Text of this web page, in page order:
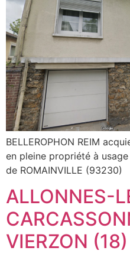
BELLEROPHON REIM
en pleine propriété à
de ROMAINVILLE (93230)
ALLONNES-
VIERZON (18)